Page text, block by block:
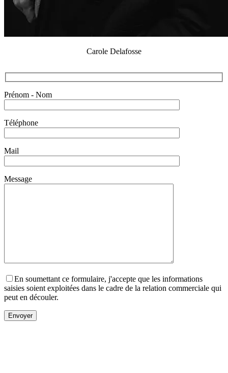
Carole Delafosse
Prénom - Nom
Téléphone
Mail
Message
En soumettant ce formulaire, j'accepte que les informations
saisies soient exploitées dans le cadre de la relation commerciale qui
peut en découler.